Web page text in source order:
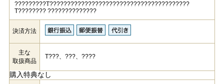
?????????T????????????????????????????????????????
T???????? ??????????????
決済方法
主な
取扱商品
T???、???、????
購入特典なし